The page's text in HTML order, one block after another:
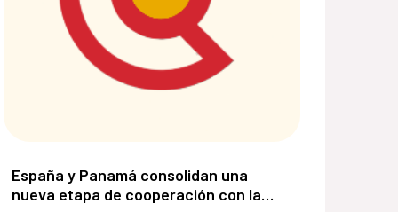
soluciones basadas en la naturaleza:
su liderazgo para la mejora de la gestión de los
España y Panamá consolidan una nueva etapa de
España y Panamá consolidan una
nueva etapa de cooperación con la